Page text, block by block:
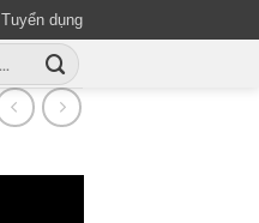
Tuyển dụng